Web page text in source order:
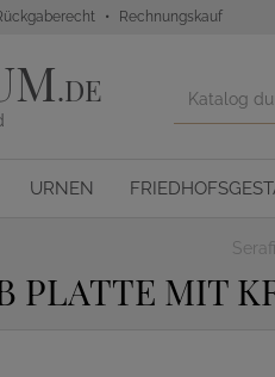
Rechnungskauf
.DE
URNEN
PLATTE MIT